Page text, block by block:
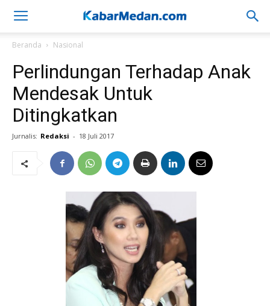
Beranda Nasional
Perlindungan Terhadap Anak
Mendesak Untuk
Ditingkatkan
Jurnalis: Redaksi - 18 Juli 2017